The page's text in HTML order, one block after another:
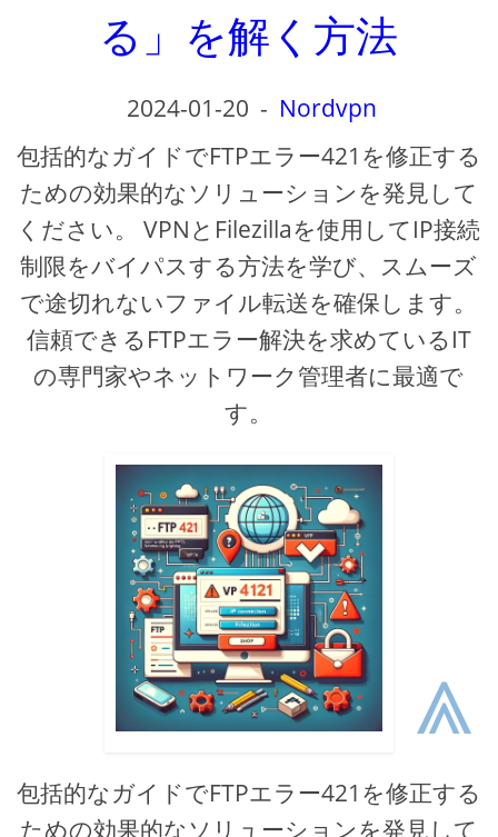
る」を解く方法
2024-01-20 - Nordvpn
包括的なガイドでFTPエラー421を修正する
ための効果的なソリューションを発見して
ください。 VPNとFilezillaを使用してIP接続
制限をバイパスする方法を学び、スムーズ
で途切れないファイル転送を確保します。
信頼できるFTPエラー解決を求めているIT
の専門家やネットワーク管理者に最適で
す。
包括的なガイドでFTPエラー421を修正する
ための効果的なソリューションを発見して
⩓